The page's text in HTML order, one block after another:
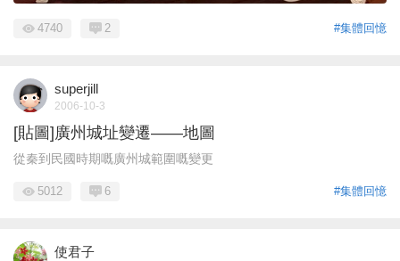
#集體回憶
4740 2
superjill
2006-10-3
[貼圖]廣州城址變遷——地圖
從秦到民國時期嘅廣州城範圍嘅變更
#集體回憶
5012 6
使君子